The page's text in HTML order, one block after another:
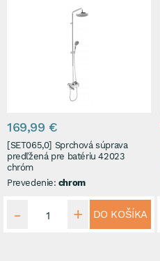
169,99 €
[SET065,0] Sprchová súprava
predľžená pre batériu 42023
chróm
Prevedenie: chrom
DO KOŠÍKA